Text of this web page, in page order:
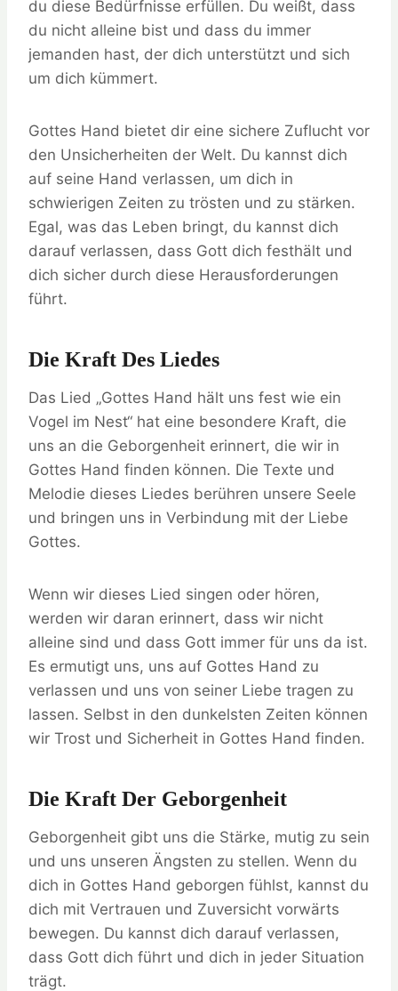
du diese Bedürfnisse erfüllen. Du weißt, dass
du nicht alleine bist und dass du immer
jemanden hast, der dich unterstützt und sich
um dich kümmert.
Gottes Hand bietet dir eine sichere Zuflucht vor
den Unsicherheiten der Welt. Du kannst dich
auf seine Hand verlassen, um dich in
schwierigen Zeiten zu trösten und zu stärken.
Egal, was das Leben bringt, du kannst dich
darauf verlassen, dass Gott dich festhält und
dich sicher durch diese Herausforderungen
führt.
Die Kraft Des Liedes
Das Lied „Gottes Hand hält uns fest wie ein
Vogel im Nest“ hat eine besondere Kraft, die
uns an die Geborgenheit erinnert, die wir in
Gottes Hand finden können. Die Texte und
Melodie dieses Liedes berühren unsere Seele
und bringen uns in Verbindung mit der Liebe
Gottes.
Wenn wir dieses Lied singen oder hören,
werden wir daran erinnert, dass wir nicht
alleine sind und dass Gott immer für uns da ist.
Es ermutigt uns, uns auf Gottes Hand zu
verlassen und uns von seiner Liebe tragen zu
lassen. Selbst in den dunkelsten Zeiten können
wir Trost und Sicherheit in Gottes Hand finden.
Die Kraft Der Geborgenheit
Geborgenheit gibt uns die Stärke, mutig zu sein
und uns unseren Ängsten zu stellen. Wenn du
dich in Gottes Hand geborgen fühlst, kannst du
dich mit Vertrauen und Zuversicht vorwärts
bewegen. Du kannst dich darauf verlassen,
dass Gott dich führt und dich in jeder Situation
trägt.